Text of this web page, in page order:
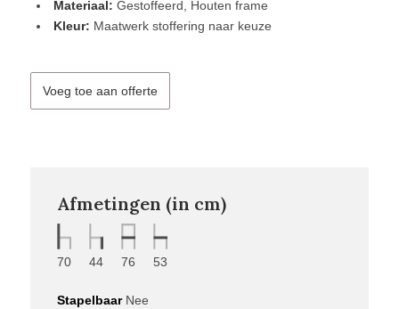
Materiaal: Gestoffeerd, Houten frame
Kleur: Maatwerk stoffering naar keuze
Voeg toe aan offerte
Afmetingen (in cm)
70 44 76 53
StapelbaarNee